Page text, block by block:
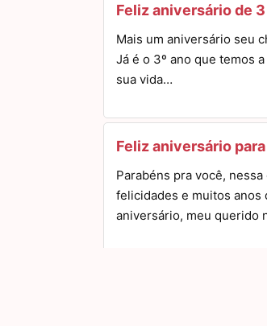
Feliz aniversário de
Mais um aniversário seu
Já é o 3º ano que temos
sua vida…
Feliz aniversário
Parabéns pra você,
felicidades e muitos anos
aniversário, meu querido